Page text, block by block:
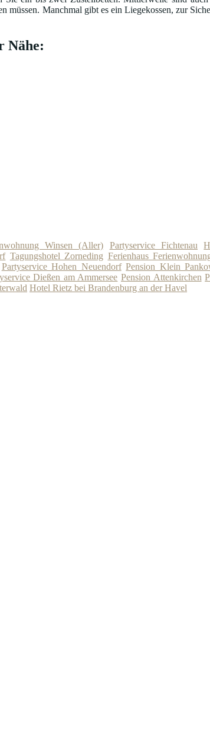
müssen. Manchmal gibt es ein Liegekossen, zur
Nähe:
Winsen (Aller) Partyservice Fichtenau
Tagungshotel Zorneding Ferienhaus
Partyservice Hohen Neuendorf Pension Klein
Dießen am Ammersee Pension Attenkirchen
Hotel Rietz bei Brandenburg an der Havel